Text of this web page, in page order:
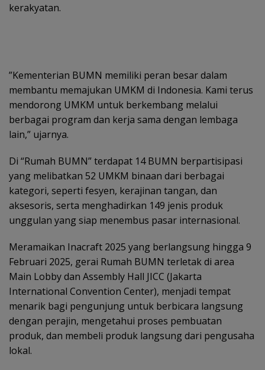
kerakyatan.
”Kementerian BUMN memiliki peran besar dalam
membantu memajukan UMKM di Indonesia. Kami terus
mendorong UMKM untuk berkembang melalui
berbagai program dan kerja sama dengan lembaga
lain,” ujarnya.
Di “Rumah BUMN” terdapat 14 BUMN berpartisipasi
yang melibatkan 52 UMKM binaan dari berbagai
kategori, seperti fesyen, kerajinan tangan, dan
aksesoris, serta menghadirkan 149 jenis produk
unggulan yang siap menembus pasar internasional.
Meramaikan Inacraft 2025 yang berlangsung hingga 9
Februari 2025, gerai Rumah BUMN terletak di area
Main Lobby dan Assembly Hall JICC (Jakarta
International Convention Center), menjadi tempat
menarik bagi pengunjung untuk berbicara langsung
dengan perajin, mengetahui proses pembuatan
produk, dan membeli produk langsung dari pengusaha
lokal.